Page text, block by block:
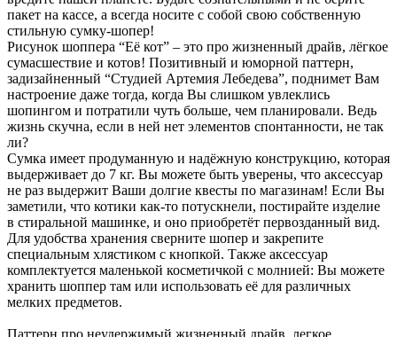
пакет на кассе, а всегда носите с собой свою собственную
стильную сумку-шопер!
Рисунок шоппера “Её кот” – это про жизненный драйв, лёгкое
сумасшествие и котов! Позитивный и юморной паттерн,
задизайненный “Студией Артемия Лебедева”, поднимет Вам
настроение даже тогда, когда Вы слишком увлеклись
шопингом и потратили чуть больше, чем планировали. Ведь
жизнь скучна, если в ней нет элементов спонтанности, не так
ли?
Сумка имеет продуманную и надёжную конструкцию, которая
выдерживает до 7 кг. Вы можете быть уверены, что аксессуар
не раз выдержит Ваши долгие квесты по магазинам! Если Вы
заметили, что котики как-то потускнели, постирайте изделие
в стиральной машинке, и оно приобретёт первозданный вид.
Для удобства хранения сверните шопер и закрепите
специальным хлястиком с кнопкой. Также аксессуар
комплектуется маленькой косметичкой с молнией: Вы можете
хранить шоппер там или использовать её для различных
мелких предметов.
Паттерн про неудержимый жизненный драйв, легкое